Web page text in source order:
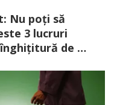
Nu poţi să
3 lucruri
înghiţitură de …